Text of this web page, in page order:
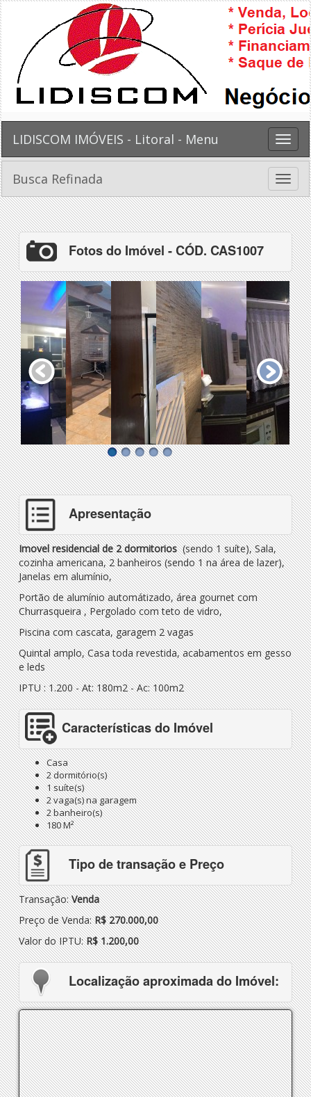
Toggle
LIDISCOM IMÓVEIS - Litoral - Menu
Toggle
Busca Refinada
Fotos do Imóvel - CÓD. CAS1007
Apresentação
Imovel residencial de 2 dormitorios(sendo 1 suíte), Sala,
cozinha americana, 2 banheiros (sendo 1 na área de lazer),
Janelas em alumínio,
Portão de alumínio automátizado, área gournet com
Churrasqueira , Pergolado com teto de vidro,
Piscina com cascata, garagem 2 vagas
Quintal amplo, Casa toda revestida, acabamentos em gesso
e leds
IPTU : 1.200 - At: 180m2 - Ac: 100m2
Características do Imóvel
Casa
2 dormitório(s)
1 suíte(s)
2 vaga(s) na garagem
2 banheiro(s)
180 M²
Tipo de transação e Preço
Transação:Venda
Preço de Venda:R$ 270.000,00
Valor do IPTU:R$ 1.200,00
Localização aproximada do Imóvel: